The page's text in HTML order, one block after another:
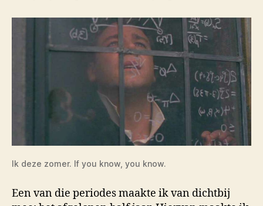
Ik deze zomer. If you know, you know.
Een van die periodes maakte ik van dichtbij